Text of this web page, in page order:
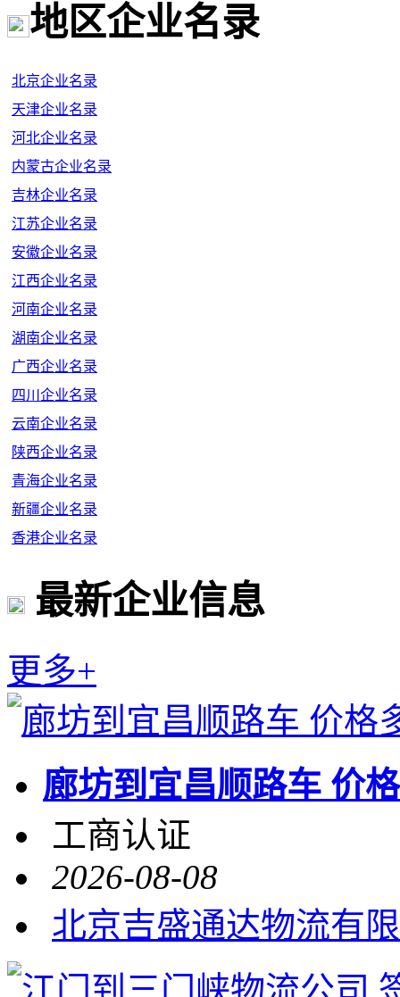
地区企业名录
北京企业名录
天津企业名录
河北企业名录
内蒙古企业名录
吉林企业名录
江苏企业名录
安徽企业名录
江西企业名录
河南企业名录
湖南企业名录
广西企业名录
四川企业名录
云南企业名录
陕西企业名录
青海企业名录
新疆企业名录
香港企业名录
最新企业信息
更多+
廊坊到宜昌顺路车 价
工商认证
2026-08-08
北京吉盛通达物流有